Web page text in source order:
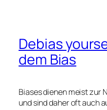
Debias
dem Bias
Biases dienen meist zur
und sind daher oft auch